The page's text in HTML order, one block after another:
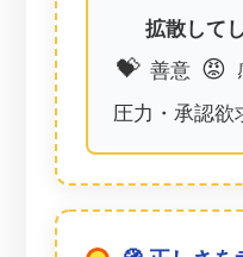
拡散して
💝 善意 😡
圧力・承認欲